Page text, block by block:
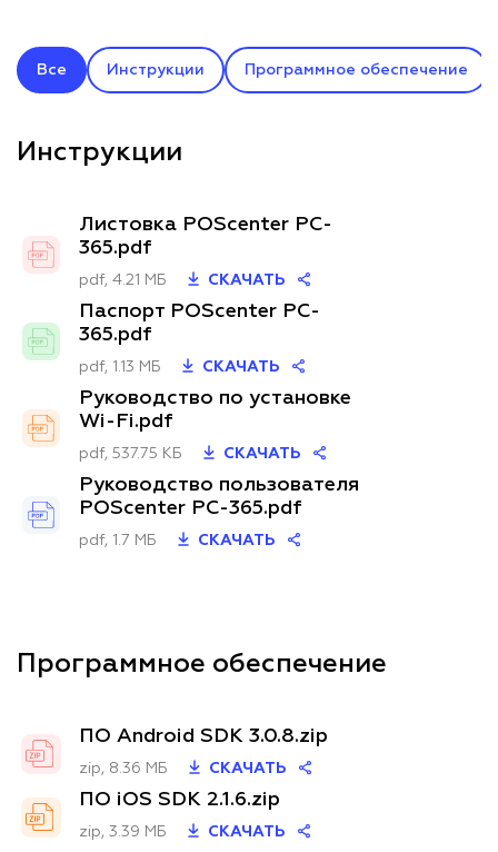
Все Инструкции Программное обеспечение
Инструкции
Листовка POScenter PC-
365.pdf
pdf, 4.21 МБ СКАЧАТЬ
Паспорт POScenter PC-
365.pdf
pdf, 1.13 МБ СКАЧАТЬ
Руководство по установке
Wi-Fi.pdf
pdf, 537.75 КБ СКАЧАТЬ
Руководство пользователя
POScenter PC-365.pdf
pdf, 1.7 МБ СКАЧАТЬ
Программное обеспечение
ПО Android SDK 3.0.8.zip
zip, 8.36 МБ СКАЧАТЬ
ПО iOS SDK 2.1.6.zip
zip, 3.39 МБ СКАЧАТЬ